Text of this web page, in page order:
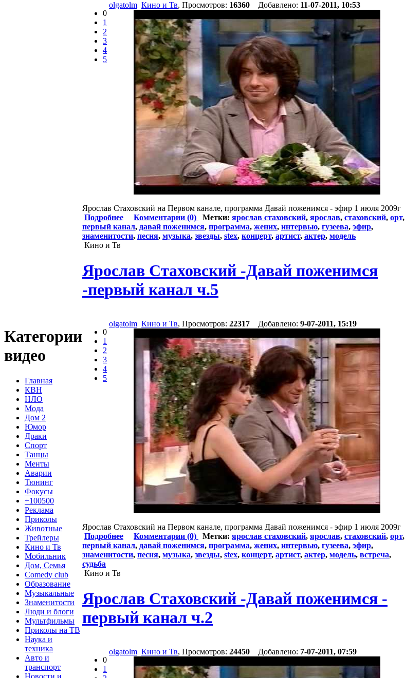
Категории
видео
Главная
КВН
НЛО
Мода
Дом 2
Юмор
Драки
Спорт
Танцы
Менты
Аварии
Тюнинг
Фокусы
+100500
Реклама
Приколы
Животные
Трейлеры
Кино и Тв
Мобильник
Дом, Семья
Comedy club
Образование
Музыкальные
Знаменитости
Люди и блоги
Мультфильмы
Приколы на ТВ
Наука и
техника
Авто и
транспорт
Новости и
0
1
2
3
4
5
olgatolm Кино и Тв, Просмотров: 16360 Добавлено: 11-07-2011, 10:53
Ярослав Стаховский на Первом канале, программа Давай поженимся - эфир 1 июля 2009г
Подробнее
Комментарии (0) Метки: ярослав стаховский, ярослав, стаховский, орт,
первый канал, давай поженимся, программа, жених, интервью, гузеева, эфир,
знаменитости, песня, музыка, звезды, stex, концерт, артист, актер, модель
Кино и Тв
Ярослав Стаховский -Давай поженимся
-первый канал ч.5
0
1
2
3
4
5
olgatolm Кино и Тв, Просмотров: 22317 Добавлено: 9-07-2011, 15:19
Ярослав Стаховский на Первом канале, программа Давай поженимся - эфир 1 июля 2009г
Подробнее
Комментарии (0) Метки: ярослав стаховский, ярослав, стаховский, орт,
первый канал, давай поженимся, программа, жених, интервью, гузеева, эфир,
знаменитости, песня, музыка, звезды, stex, концерт, артист, актер, модель, встреча,
судьба
Кино и Тв
Ярослав Стаховский -Давай поженимся -
первый канал ч.2
0
1
olgatolm Кино и Тв, Просмотров: 24450 Добавлено: 7-07-2011, 07:59